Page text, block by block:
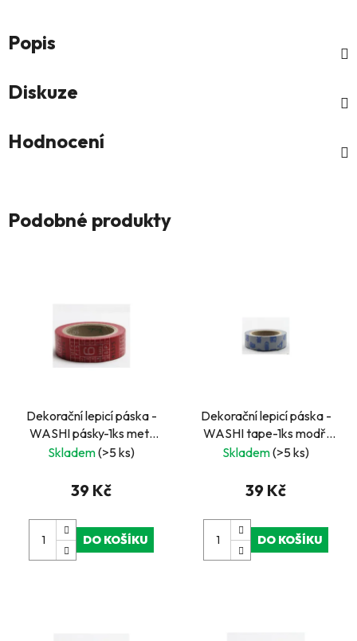
Popis
Diskuze
Hodnocení
Podobné produkty
Dekorační lepicí páska -
WASHI pásky-1ks metr
červený
Skladem(>5 ks)
39 Kč
DO KOŠÍKU
Dekorační lepicí páska -
WASHI tape-1ks modří
mimozemšťani
Skladem(>5 ks)
39 Kč
DO KOŠÍKU